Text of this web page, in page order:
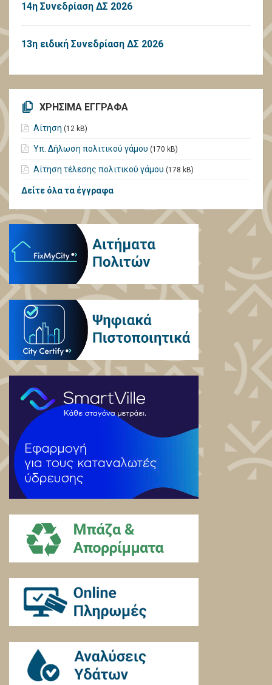
14η Συνεδρίαση ΔΣ 2026
13η ειδική Συνεδρίαση ΔΣ 2026
ΧΡΗΣΙΜΑ ΕΓΓΡΑΦΑ
Αίτηση (12 kB)
Υπ. Δήλωση πολιτικού γάμου (170 kB)
Αίτηση τέλεσης πολιτικού γάμου (178 kB)
Δείτε όλα τα έγγραφα